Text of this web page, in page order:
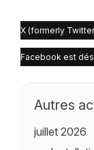
X (formerly
Facebook est
Autres
juillet 2026